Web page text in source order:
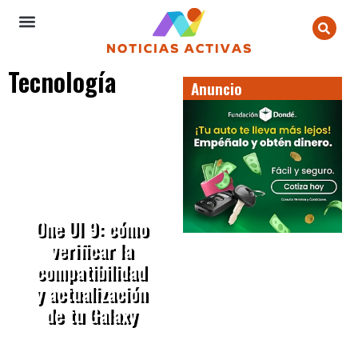
Tecnología
One UI 9: cómo
verificar la
compatibilidad
y actualización
de tu Galaxy
Anuncio